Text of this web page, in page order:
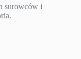
surowców i